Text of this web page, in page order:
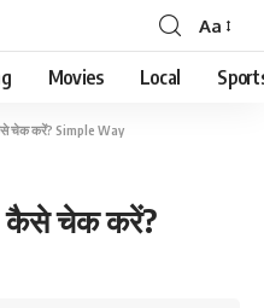
Font
Resizer
Aa
Movies Local
चेक करें? Simple Way
कैसे चेक करें?